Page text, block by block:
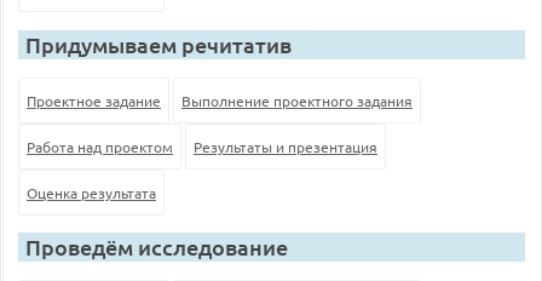
Придумываем речитатив
Проектное задание Выполнение проектного задания
Работа над проектом Результаты и презентация
Оценка результата
Проведём исследование